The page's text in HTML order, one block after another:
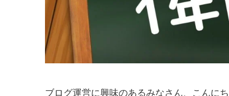
ブログ運営に興味のあるみなさん、こんに